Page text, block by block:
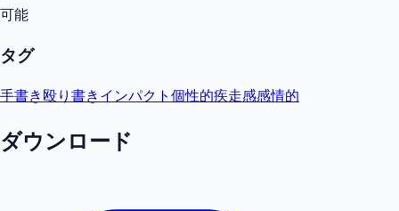
可能
タグ
手書き 殴り書き インパクト 個性的疾走感感情的
ダウンロード